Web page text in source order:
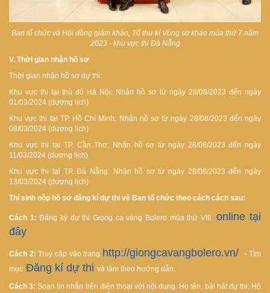
Ban tổ chức và Hội đồng giám khảo, Tổ thư kí Vòng sơ khảo mùa thứ 7 năm
2023 - khu vực thi Đà Nẵng
V. Thời gian nhận hồ sơ
Thời gian nhận hồ sơ dự thi:
Khu vực thi tại thủ đô Hà Nội: Nhận hồ sơ từ ngày 28/08/2023 đến ngày
01/03/2024 (dương lịch)
Khu vực thi tại TP. Hồ Chí Minh: Nhận hồ sơ từ ngày 28/08/2023 đến ngày
08/03/2024 (dương lịch)
Khu vực thi tại TP. Cần Thơ: Nhận hồ sơ từ ngày 28/08/2023 đến ngày
11/03/2024 (dương lịch)
Khu vực thi tại TP. Đà Nẵng: Nhận hồ sơ từ ngày 28/08/2023 đến ngày
13/03/2024 (dương lịch)
Thí sinh nộp hồ sơ đăng kí dự thi về Ban tổ chức theo cách cách sau:
Cách 1:Đăng ký dự thi Giọng ca vàng Bolero mùa thứ VIIIonline tại
đây
Cách 2: Truy cập vào trang http://giongcavangbolero.vn/
- Tìm
mục Đăng kí dự thi và làm theo hướng dẫn.
Cách 3: Soạn tin nhắn trên điện thoại với nội dung: Họ tên, bài hát dự thi; Hộ